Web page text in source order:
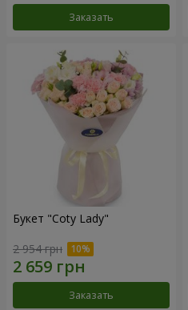
Заказать
Букет "Coty Lady"
2 954 грн
Заказать